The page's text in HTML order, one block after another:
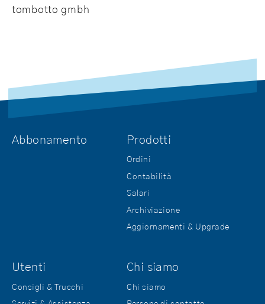
tombotto gmbh
Abbonamento Prodotti
Ordini
Contabilità
Salari
Archiviazione
Aggiornamenti & Upgrade
Utenti
Consigli & Trucchi
Chi siamo
Chi siamo